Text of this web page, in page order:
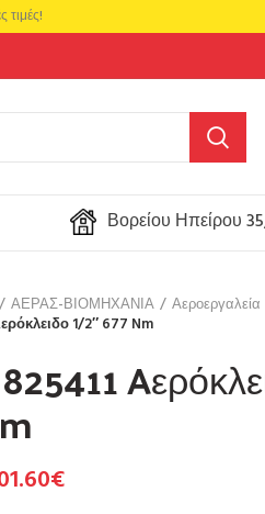
Βορείου Ηπείρου
ΑΕΡΑΣ-ΒΙΟΜΗΧΑΝΙΑ Αεροεργαλεία
1/2″ 677 Nm
€
τιμές!